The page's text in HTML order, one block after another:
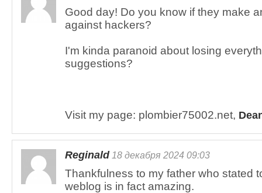
Good day! Do you know if they make
against hackers?
I'm kinda paranoid about losing
suggestions?
Visit my page: plombier75002.net,
Reginald18 декабря 2024 09:03
Thankfulness to my father who stated
weblog is in fact amazing.